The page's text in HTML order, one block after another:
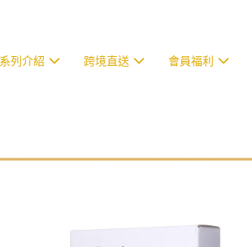
列介紹 跨境直送 會員福利